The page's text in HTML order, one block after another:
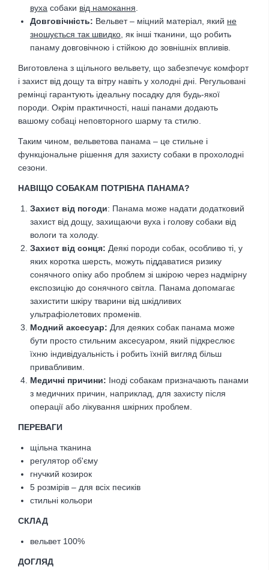
вуха собаки від намокання
Довговічність: Вельвет – міцний матеріал, який не
зношується так швидко , як інші тканини, що робить
панаму довговічною і стійкою до зовнішніх впливів.
Виготовлена з щільного вельвету, що забезпечує комфорт
і захист від дощу та вітру навіть у холодні дні. Регульовані
ремінці гарантують ідеальну посадку для будь-якої
породи. Окрім практичності, наші панами додають
вашому собаці неповторного шарму та стилю.
Таким чином, вельветова панама – це стильне і
функціональне рішення для захисту собаки в прохолодні
сезони.
НАВІЩО СОБАКАМ ПОТРІБНА ПАНАМА?
Захист від погоди: Панама може надати додатковий
захист від дощу, захищаючи вуха і голову собаки від
вологи та холоду.
Захист від сонця: Деякі породи собак, особливо ті, у
яких коротка шерсть, можуть піддаватися ризику
сонячного опіку або проблем зі шкірою через надмірну
експозицію до сонячного світла. Панама допомагає
захистити шкіру тварини від шкідливих
ультрафіолетових променів.
Модний аксесуар: Для деяких собак панама може
бути просто стильним аксесуаром, який підкреслює
їхню індивідуальність і робить їхній вигляд більш
привабливим.
Медичні причини: Іноді собакам призначають панами
з медичних причин, наприклад, для захисту після
операції або лікування шкірних проблем.
ПЕРЕВАГИ
щільна тканина
регулятор об'єму
гнучкий козирок
5 розмірів – для всіх песиків
стильні кольори
CКЛАД
вельвет 100%
ДОГЛЯД